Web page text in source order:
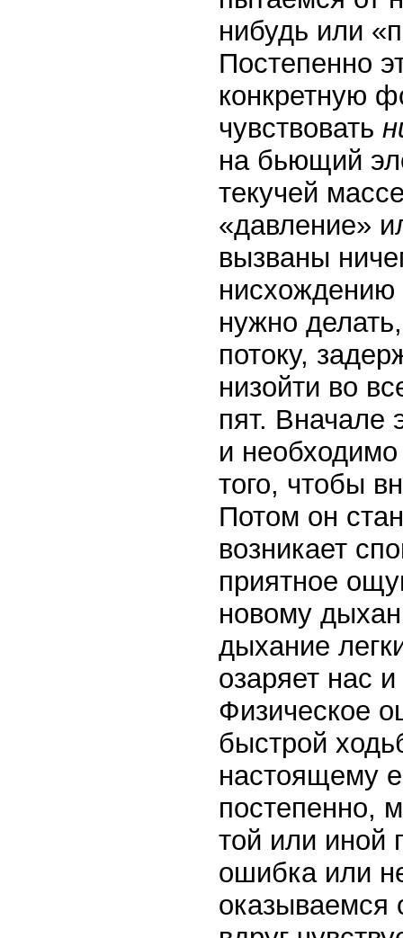
нибудь или
Постепенно
конкретную
чувствовать
на бьющий
текучей
«давление»
вызваны
нисхождению
нужно
потоку,
низойти во
пят. Вначале
и
того, чтобы
Потом он
возникает
приятное
новому
дыхание
озаряет нас
Физическое
быстрой
настоящему
постепенно,
той или иной
ошибка или
оказываемся